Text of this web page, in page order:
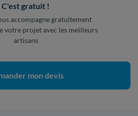
C'est gratuit !
accompagne gratuitement
votre projet avec les meilleurs
artisans
mon devis